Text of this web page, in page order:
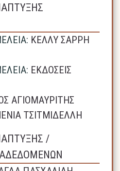
ΚΕΛΛΥ ΣΑΡΡΗ
ΕΚΔΟΣΕΙΣ
ΑΓΙΟΜΑΥΡΙΤΗΣ
ΤΣΙΤΜΙΔΕΛΛΗ
/